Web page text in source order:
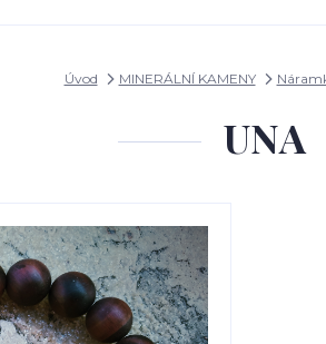
Úvod MINERÁLNÍ KAMENY
UNA